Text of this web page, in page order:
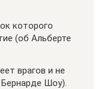
которого
(об Альберте
врагов и не
Шоу).